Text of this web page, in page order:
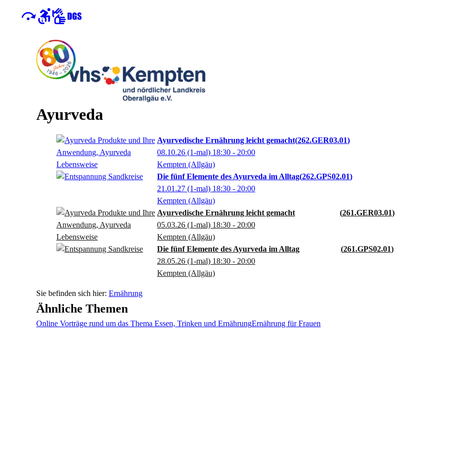
Ayurveda
Ayurvedische Ernährung leicht gemacht
261.GER03.01
05.03.26 (1-mal) 18:30 - 20:00
Kempten (Allgäu)
Die fünf Elemente des Ayurveda im Alltag
261.GPS02.01
28.05.26 (1-mal) 18:30 - 20:00
Kempten (Allgäu)
Ayurvedische Ernährung leicht gemacht 262.GER03.01
08.10.26 (1-mal) 18:30 - 20:00
Kempten (Allgäu)
Die fünf Elemente des Ayurveda im Alltag 262.GPS02.01
21.01.27 (1-mal) 18:30 - 20:00
Kempten (Allgäu)
Ernährung
Ähnliche Themen
Online Vorträge rund um das Thema Essen, Trinken und ErnährungErnährung für Frauen